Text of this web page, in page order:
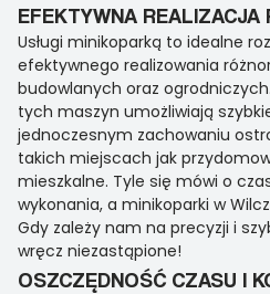
EFEKTYWNA REALIZACJA
Usługi minikoparką to idealne
efektywnego realizowania
budowlanych oraz
tych maszyn umożliwiają
jednoczesnym zachowaniu
takich miejscach jak
mieszkalne. Tyle się mówi o
wykonania, a minikoparki w
Gdy zależy nam na precyzji i
wręcz niezastąpione!
OSZCZĘDNOŚĆ CZASU I